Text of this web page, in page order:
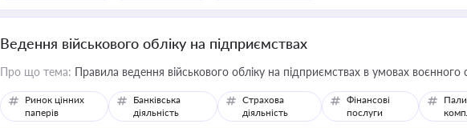
Ведення військового обліку на підприємствах
Про що тема: Правила ведення військового обліку на підприємствах в умовах воєнного
Ринок цінних
паперів
Банківська
діяльність
Страхова
діяльність
Фінансові
послуги